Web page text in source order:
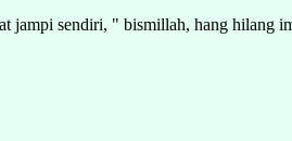
jampi sendiri, " bismillah, hang hilang